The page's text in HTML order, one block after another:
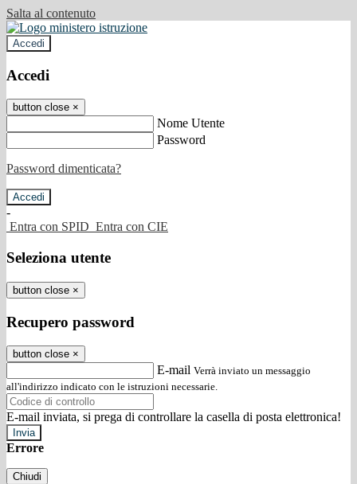
Salta al contenuto
Accedi
Accedi
button close ×
Nome Utente
Password
Password dimenticata?
-
Entra con SPID Entra con CIE
Seleziona utente
button close ×
Recupero password
button close ×
E-mail Verrà inviato un messaggio
all'indirizzo indicato con le istruzioni necessarie.
E-mail inviata, si prega di controllare la casella di posta elettronica!
Errore
Chiudi